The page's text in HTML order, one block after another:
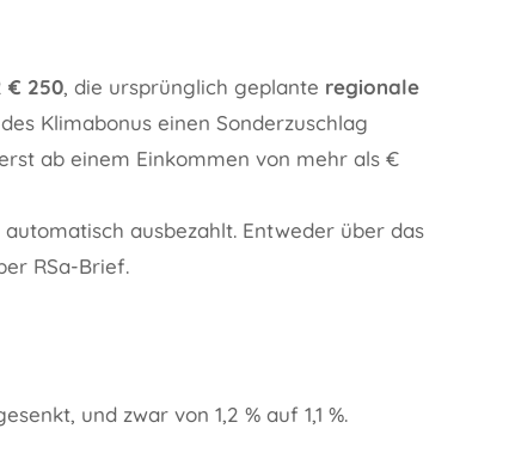
€ 250, die ursprünglich geplante regionale
Klimabonus einen Sonderzuschlag
ab einem Einkommen von mehr als €
ausbezahlt. Entweder über das
RSa-Brief.
und zwar von 1,2 % auf 1,1 %.